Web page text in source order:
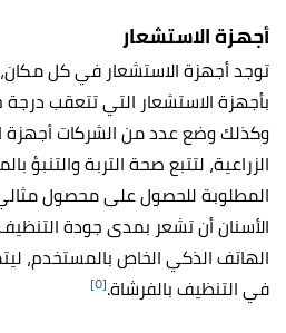
أجهزة الاستشعار
توجد أجهزة الاستشعار في كل مكان،
بأجهزة الاستشعار التي تتعقب درجة
وكذلك وضع عدد من الشركات أجهزة
الزراعية، لتتبع صحة التربة
المطلوبة للحصول على محصول
الأسنان أن تشعر بمدى جودة
الهاتف الذكي الخاص بالمستخدم،
في التنظيف بالفرشاة.[٥]